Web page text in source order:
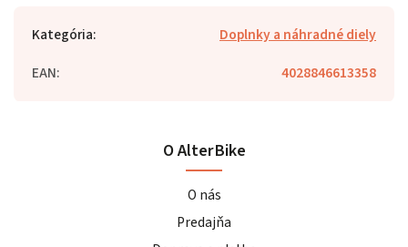
Kategória:
Doplnky a náhradné diely
EAN: 4028846613358
O AlterBike
O nás
Predajňa